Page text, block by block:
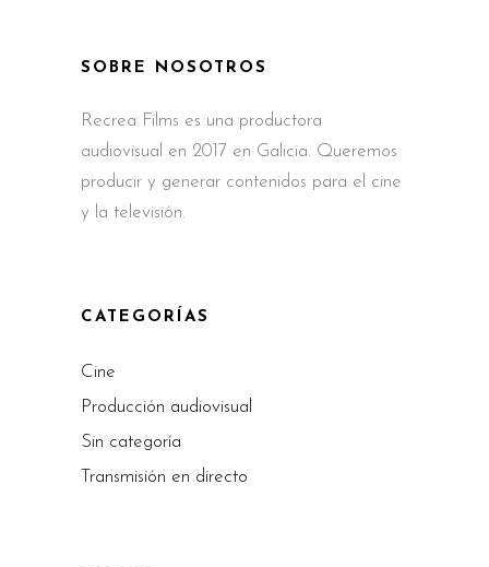
SOBRE NOSOTROS
Recrea Films es una productora
audiovisual en 2017 en Galicia. Queremos
producir y generar contenidos para el cine
y la televisión.
CATEGORÍAS
Cine
Producción audiovisual
Sin categoría
Transmisión en directo